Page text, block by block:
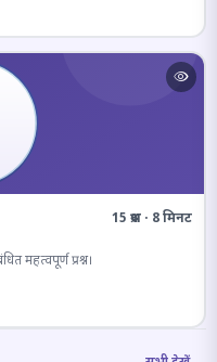
15 प्रश्न · 8 मिनट
महत्वपूर्ण प्रश्न।